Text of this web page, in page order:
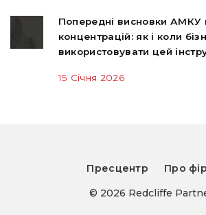
Попередні висновки
концентрацій: як і коли
використовувати цей
15 Січня 2026
Пресцентр
Про
© 2026 Redcliffe